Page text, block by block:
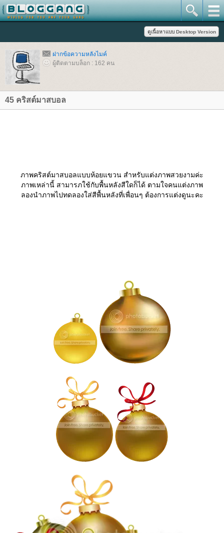
ฝากข้อความหลังไมค์
ผู้ติดตามบล็อก : 162 คน
45 คริสต์มาสบอล
ภาพคริสต์มาสบอลแบบห้อยแขวน สำหรับแต่งภาพสวยงามค่ะ
ภาพเหล่านี้ สามารภใช้กับพื้นหลังสีใดก็ได้ ตามใจคนแต่งภาพ
ลองนำภาพไปทดลองใส่สีพื้นหลังที่เพื่อนๆ ต้องการแต่งดูนะคะ